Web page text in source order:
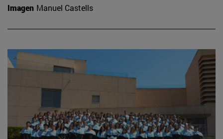
Imagen Manuel Castells